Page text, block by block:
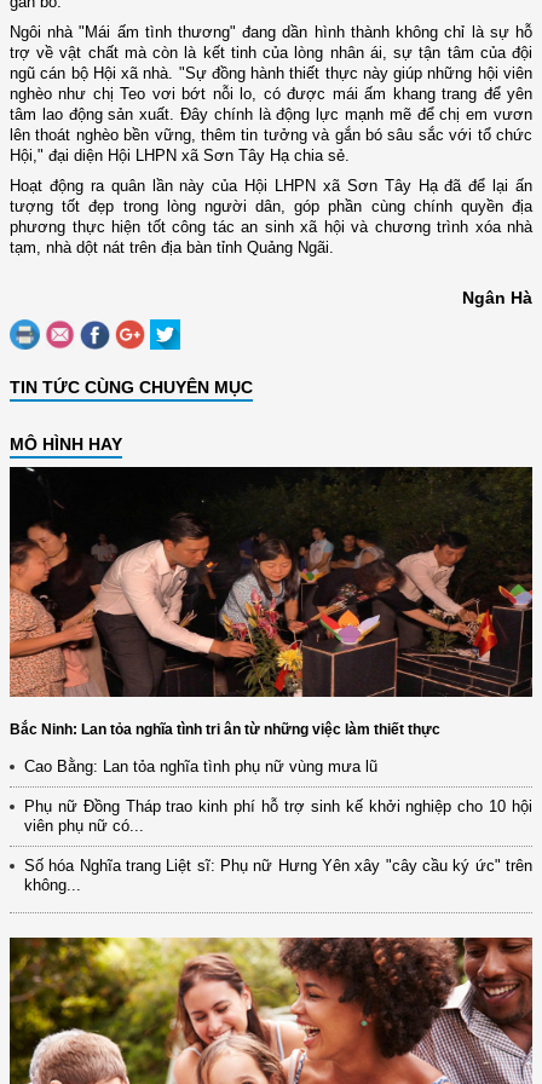
Ngôi nhà "Mái ấm tình thương" đang dần hình thành không chỉ là sự hỗ
trợ về vật chất mà còn là kết tinh của lòng nhân ái, sự tận tâm của đội
ngũ cán bộ Hội xã nhà. "Sự đồng hành thiết thực này giúp những hội viên
nghèo như chị Teo vơi bớt nỗi lo, có được mái ấm khang trang để yên
tâm lao động sản xuất. Đây chính là động lực mạnh mẽ để chị em vươn
lên thoát nghèo bền vững, thêm tin tưởng và gắn bó sâu sắc với tổ chức
Hội," đại diện Hội LHPN xã Sơn Tây Hạ chia sẻ.
Hoạt động ra quân lần này của Hội LHPN xã Sơn Tây Hạ đã để lại ấn
tượng tốt đẹp trong lòng người dân, góp phần cùng chính quyền địa
phương thực hiện tốt công tác an sinh xã hội và chương trình xóa nhà
tạm, nhà dột nát trên địa bàn tỉnh Quảng Ngãi.
Ngân Hà
TIN TỨC CÙNG CHUYÊN MỤC
MÔ HÌNH HAY
Bắc Ninh: Lan tỏa nghĩa tình tri ân từ những việc làm thiết thực
Cao Bằng: Lan tỏa nghĩa tình phụ nữ vùng mưa lũ
Phụ nữ Đồng Tháp trao kinh phí hỗ trợ sinh kế khởi nghiệp cho 10 hội
viên phụ nữ có...
Số hóa Nghĩa trang Liệt sĩ: Phụ nữ Hưng Yên xây "cây cầu ký ức" trên
không...